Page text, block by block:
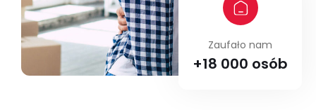
Zaufało nam
+18 000 osób